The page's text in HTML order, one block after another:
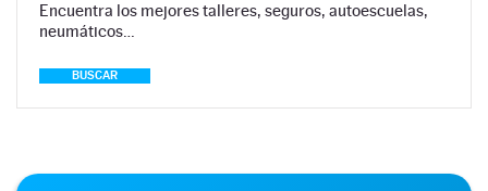
Encuentra los mejores talleres, seguros, autoescuelas,
neumáticos…
BUSCAR